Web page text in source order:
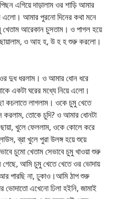
এগিয়ে দাড়ালাম ওর শাড়ি আমার
এলো। আমার পুরনো দিনের কথা মনে
আরেকান চুসতাম। ও পাগল হয়ে
ও আহ হ, উ হ হ শুরু করলো।
ওর দুধ ধরলাম। ও আমার ধোন ধরে
একটা ঘরের মধ্যে নিয়ে এলো।
কচলাতে লাগলাম। ওকে চুমু খেতে
করলাম, তোকে চুদি? ও আমার ধোনটা
খুলে ফেললাম, ওকে কোলে করে
ব্রা খুলে পুরা উলঙ্গ হয়ে শুয়ে
চুমো খেতাম সেভাবে চুমু খাওয়া শুরু
আমি চুমু খেতে খেতে ওর ভোদায়
পারছি না, ঢুকাও।আমি ঠাপ শুরু
এখেনো ঢিলা হইনি, জামাই